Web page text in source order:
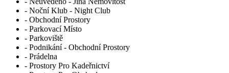
- Noční Klub - Night Club
- Obchodní Prostory
- Parkovací Místo
- Parkoviště
- Podnikání - Obchodní Prostory
- Prádelna
- Prostory Pro Kadeřnictví